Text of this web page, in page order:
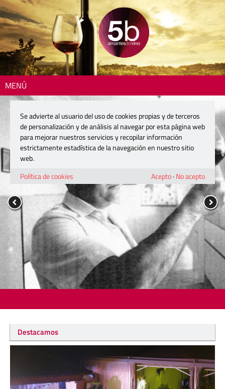
MENÚ
Destacamos
Se advierte al usuario del uso de cookies propias y de terceros
de personalización y de análisis al navegar por esta página web
para mejorar nuestros servicios y recopilar información
estrictamente estadística de la navegación en nuestro sitio
web.
Política de cookies
Acepto· No acepto